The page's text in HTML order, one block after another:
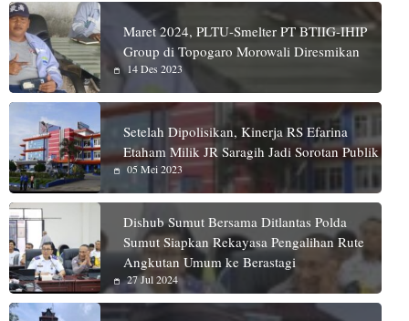
Maret 2024, PLTU-Smelter PT BTIIG-IHIP
Group di Topogaro Morowali Diresmikan
14 Des 2023
Setelah Dipolisikan, Kinerja RS Efarina
Etaham Milik JR Saragih Jadi Sorotan Publik
05 Mei 2023
Dishub Sumut Bersama Ditlantas Polda
Sumut Siapkan Rekayasa Pengalihan Rute
Angkutan Umum ke Berastagi
27 Jul 2024